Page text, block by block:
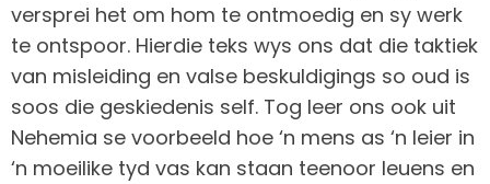
versprei het om hom te ontmoedig en sy werk
te ontspoor. Hierdie teks wys ons dat die taktiek
van misleiding en valse beskuldigings so oud is
soos die geskiedenis self. Tog leer ons ook uit
Nehemia se voorbeeld hoe ‘n mens as ‘n leier in
‘n moeilike tyd vas kan staan teenoor leuens en